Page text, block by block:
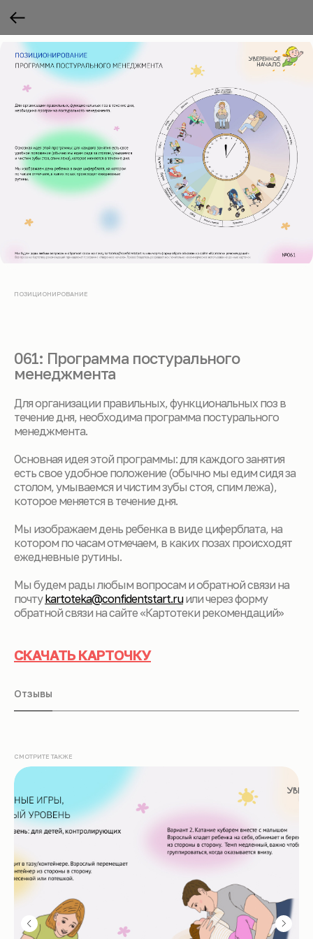
ПОЗИЦИОНИРОВАНИЕ
061: Программа постурального
менеджмента
Для организации правильных, функциональных поз в
течение дня, необходима программа постурального
менеджмента.
Основная идея этой программы: для каждого занятия
есть свое удобное положение (обычно мы едим сидя за
столом, умываемся и чистим зубы стоя, спим лежа),
которое меняется в течение дня.
Мы изображаем день ребенка в виде циферблата, на
котором по часам отмечаем, в каких позах происходят
ежедневные рутины.
Мы будем рады любым вопросам и обратной связи на
почтуkartoteka@confidentstart.ruили через форму
обратной связи на сайте «Картотеки рекомендаций»
СКАЧАТЬ КАРТОЧКУ
Отзывы
СМОТРИТЕ ТАКЖЕ